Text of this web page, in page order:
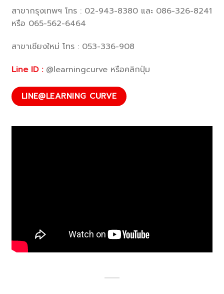
สาขากรุงเทพฯ โทร : 02-943-8380 และ 086-326-8241
หรือ 065-562-6464
สาขาเชียงใหม่ โทร : 053-336-908
Line ID :@learningcurve หรือคลิกปุ่ม
LINE@LEARNING CURVE